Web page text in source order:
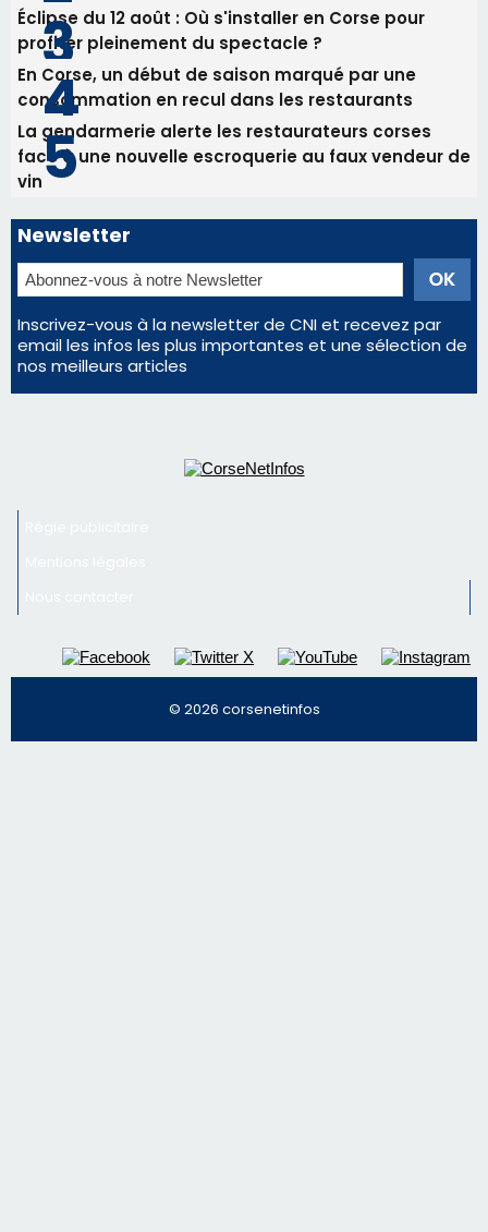
Éclipse du 12 août : Où s'installer en Corse pour
profiter pleinement du spectacle ?
En Corse, un début de saison marqué par une
consommation en recul dans les restaurants
La gendarmerie alerte les restaurateurs corses
face à une nouvelle escroquerie au faux vendeur de
vin
Newsletter
Inscrivez-vous à la newsletter de CNI et recevez par
email les infos les plus importantes et une sélection de
nos meilleurs articles
© 2026 corsenetinfos